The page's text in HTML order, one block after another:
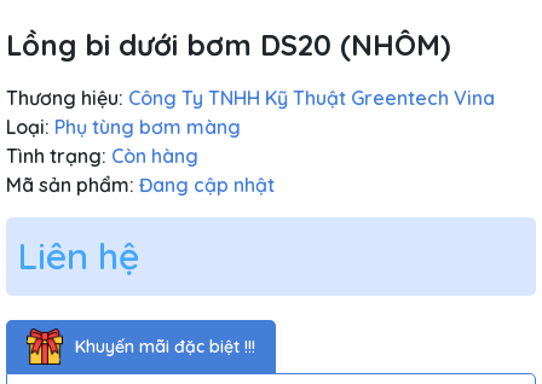
Lồng bi dưới bơm DS20 (NHÔM)
Thương hiệu: Công Ty TNHH Kỹ Thuật Greentech Vina
Loại: Phụ tùng bơm màng
Tình trạng: Còn hàng
Mã sản phẩm: Đang cập nhật
Liên hệ
Khuyến mãi đặc biệt !!!